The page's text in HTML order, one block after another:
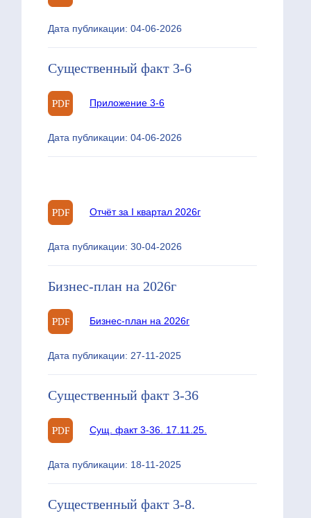
Дата публикации: 04-06-2026
Существенный факт 3-6
Приложение 3-6
Дата публикации: 04-06-2026
Отчёт за I квартал 2026г
Дата публикации: 30-04-2026
Бизнес-план на 2026г
Бизнес-план на 2026г
Дата публикации: 27-11-2025
Существенный факт 3-36
Сущ. факт 3-36. 17.11.25.
Дата публикации: 18-11-2025
Существенный факт 3-8.